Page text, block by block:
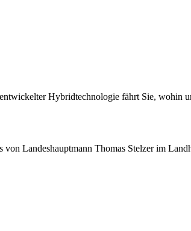
Hybridtechnologie fährt Sie, wohin
Landeshauptmann Thomas Stelzer im